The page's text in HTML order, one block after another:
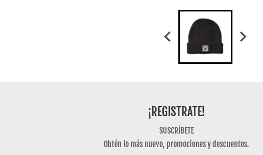
¡REGISTRATE!
SUSCRÍBETE
Obtén lo más nuevo, promociones y descuentos.